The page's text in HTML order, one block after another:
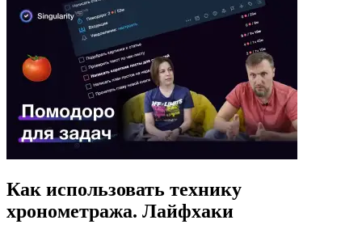
Как использовать технику
хронометража. Лайфхаки